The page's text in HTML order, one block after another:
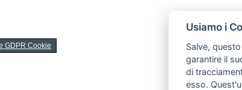
Usiamo i
Salve,
garantire il
di
esso.
GDPR Cookie